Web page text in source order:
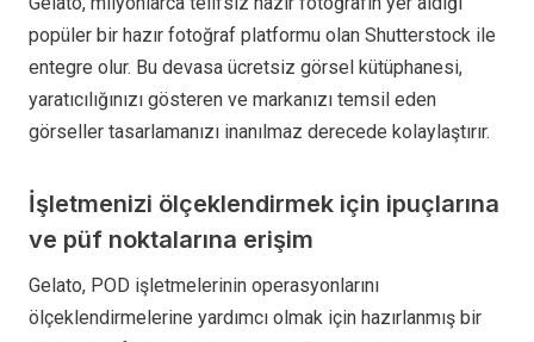
popüler bir hazır fotoğraf platformu olan Shutterstock ile
entegre olur. Bu devasa ücretsiz görsel kütüphanesi,
yaratıcılığınızı gösteren ve markanızı temsil eden
görseller tasarlamanızı inanılmaz derecede kolaylaştırır.
İşletmenizi ölçeklendirmek için ipuçlarına
ve püf noktalarına erişim
Gelato, POD işletmelerinin operasyonlarını
ölçeklendirmelerine yardımcı olmak için hazırlanmış bir